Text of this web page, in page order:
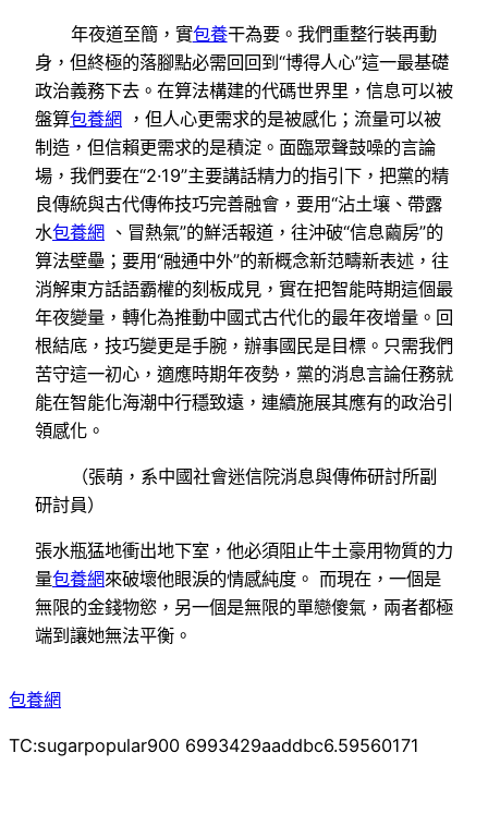
年夜道至簡，實包養干為要。我們重整行裝再動
身，但終極的落腳點必需回回到“博得人心”這一最基礎
政治義務下去。在算法構建的代碼世界里，信息可以被
盤算包養網 ，但人心更需求的是被感化；流量可以被
制造，但信賴更需求的是積淀。面臨眾聲鼓噪的言論
場，我們要在“2·19”主要講話精力的指引下，把黨的精
良傳統與古代傳佈技巧完善融會，要用“沾土壤、帶露
水包養網 、冒熱氣”的鮮活報道，往沖破“信息繭房”的
算法壁壘；要用“融通中外”的新概念新范疇新表述，往
消解東方話語霸權的刻板成見，實在把智能時期這個最
年夜變量，轉化為推動中國式古代化的最年夜增量。回
根結底，技巧變更是手腕，辦事國民是目標。只需我們
苦守這一初心，適應時期年夜勢，黨的消息言論任務就
能在智能化海潮中行穩致遠，連續施展其應有的政治引
領感化。
（張萌， 系中國社會迷信院消息與傳佈研討所副
研討員）
張水瓶猛地衝出地下室，他必須阻止牛土豪用物質的力
量包養網來破壞他眼淚的情感純度。 而現在，一個是
無限的金錢物慾，另一個是無限的單戀傻氣，兩者都極
端到讓她無法平衡。
包養網
TC:sugarpopular900 6993429aaddbc6.59560171